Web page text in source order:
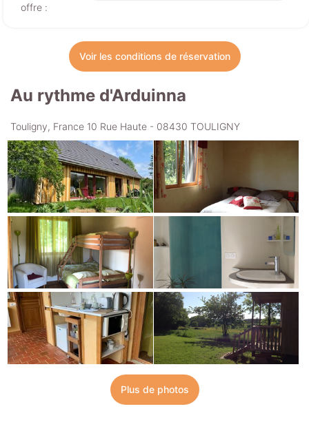
offre :
Voir les conditions de réservation
Au rythme d'Arduinna
Touligny, France 10 Rue Haute - 08430 TOULIGNY
Plus de photos